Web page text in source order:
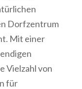
Dorfzentrum
Mit einer
Vielzahl von
für